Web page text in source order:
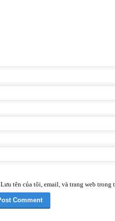
Lưu tên của tôi, email, và trang web